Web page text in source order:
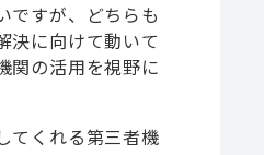
ですが、どちらも
決に向けて動いて
関の活用を視野に
てくれる第三者機